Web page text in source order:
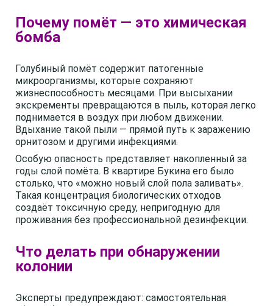
Почему помёт — это химическая
бомба
Голубиный помёт содержит патогенные
микроорганизмы, которые сохраняют
жизнеспособность месяцами. При высыхании
экскременты превращаются в пыль, которая легко
поднимается в воздух при любом движении.
Вдыхание такой пыли — прямой путь к заражению
орнитозом и другими инфекциями.
Особую опасность представляет накопленный за
годы слой помёта. В квартире Букина его было
столько, что «можно новый слой пола заливать».
Такая концентрация биологических отходов
создаёт токсичную среду, непригодную для
проживания без профессиональной дезинфекции.
Что делать при обнаружении
колонии
Эксперты предупреждают: самостоятельная